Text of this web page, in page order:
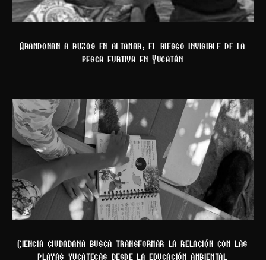
Abandonan a buzos en altamar: el riesgo invisible de la
pesca furtiva en Yucatán
Ciencia ciudadana busca transformar la relación con las
playas yucatecas desde la educación ambiental